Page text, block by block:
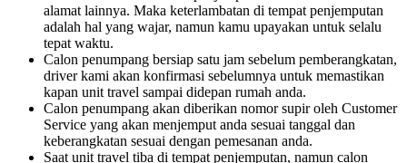
alamat lainnya. Maka keterlambatan di tempat penjemputan
adalah hal yang wajar, namun kamu upayakan untuk selalu
tepat waktu.
Calon penumpang bersiap satu jam sebelum pemberangkatan,
driver kami akan konfirmasi sebelumnya untuk memastikan
kapan unit travel sampai didepan rumah anda.
Calon penumpang akan diberikan nomor supir oleh Customer
Service yang akan menjemput anda sesuai tanggal dan
keberangkatan sesuai dengan pemesanan anda.
Saat unit travel tiba di tempat penjemputan, namun calon